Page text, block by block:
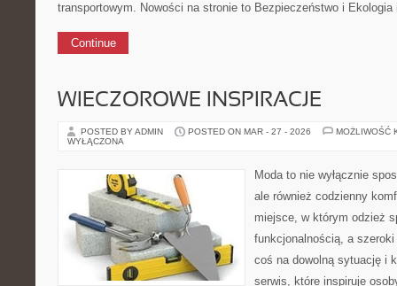
transportowym. Nowości na stronie to Bezpieczeństwo i
Continue
WIECZOROWE INSPIRACJE
POSTED BY ADMIN POSTED ON MAR - 27 - 2026
MOŻLIWOŚĆ
WYŁĄCZONA
Moda to nie wyłącznie
ale również codzienny
miejsce, w którym odzież
funkcjonalnością, a
coś na dowolną sytuację i
serwis, które inspiruje